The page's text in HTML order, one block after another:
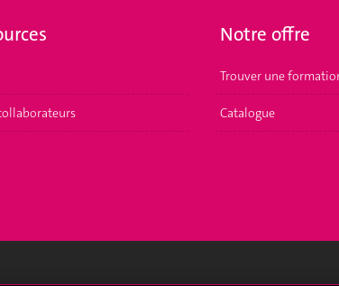
Notre offre
Trouver une
Catalogue